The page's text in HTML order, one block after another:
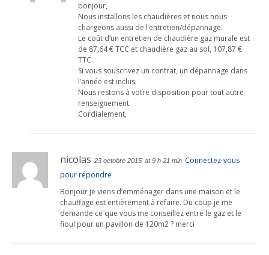
bonjour,
Nous installons les chaudières et nous nous
chargeons aussi de l’entretien/dépannage.
Le coût d’un entretien de chaudière gaz murale est
de 87,64 € TCC et chaudière gaz au sol, 107,87 €
TTC.
Si vous souscrivez un contrat, un dépannage dans
l’année est inclus.
Nous restons à votre disposition pour tout autre
renseignement.
Cordialement,
nicolas 23 octobre 2015 at 9 h 21 min Connectez-vous
pour répondre
Bonjour je viens d’emménager dans une maison et le
chauffage est entièrement à refaire. Du coup je me
demande ce que vous me conseillez entre le gaz et le
fioul pour un pavillon de 120m2 ? merci